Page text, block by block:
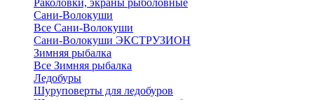
Раколовки, экраны рыболовные
Сани-Волокуши
Все Сани-Волокуши
Сани-Волокуши ЭКСТРУЗИОН
Зимняя рыбалка
Все Зимняя рыбалка
Ледобуры
Шуруповерты для ледобуров